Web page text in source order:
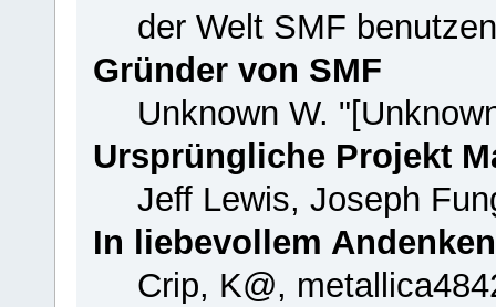
der Welt SMF
Gründer von SMF
Unknown W.
Ursprüngliche Projekt
Jeff Lewis, Joseph
In liebevollem
Crip, K@,